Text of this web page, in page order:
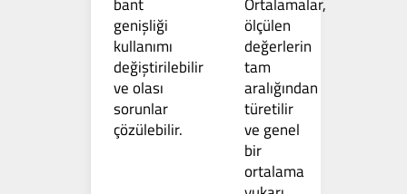
genişliği
kullanımı
değiştirilebilir
ve olası
sorunlar
çözülebilir.
ölçülen
değerlerin
tam
aralığından
türetilir
ve genel
bir
ortalama